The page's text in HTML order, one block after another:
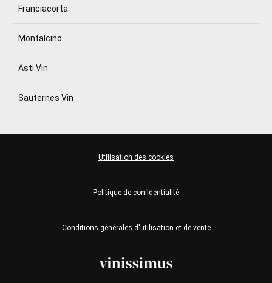
Franciacorta
Montalcino
Asti Vin
Sauternes Vin
Conditions générales d'utilisation et de vente
Politique de confidentialité
Utilisation des cookies